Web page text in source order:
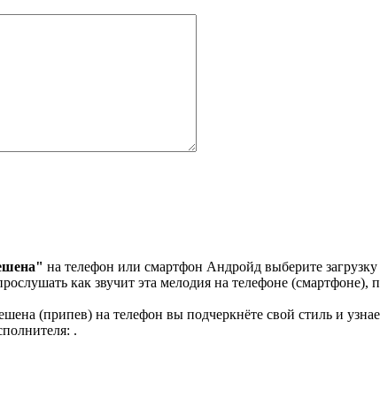
на телефон или смартфон Андройд выберите
как звучит эта мелодия на телефоне
(припев) на телефон вы подчеркнёте свой стиль и
.